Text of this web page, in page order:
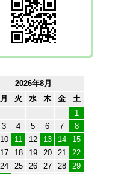
2026年8月
月 火 水 木 金
土
1
3 4 5 6 7
8
10 11 12 13 14
15
17 18 19 20 21
22
24 25 26 27 28
29